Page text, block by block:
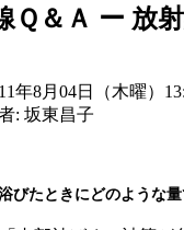
Ｑ＆Ａ ー 放
年8月04日（木曜）
: 坂東昌子
びたときにどのような